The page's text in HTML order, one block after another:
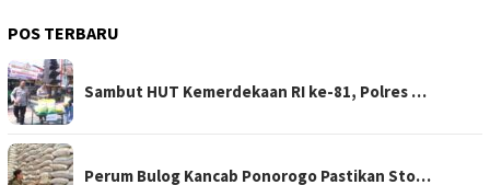
POS TERBARU
Sambut HUT Kemerdekaan RI ke-81, Polres …
Perum Bulog Kancab Ponorogo Pastikan Sto…